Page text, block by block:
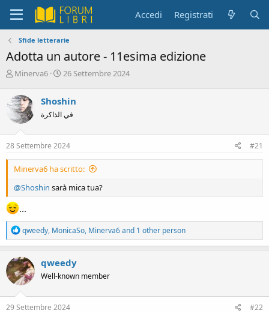
Accedi Registrati
Sfide letterarie
Adotta un autore - 11esima edizione
C
e
a
t
o
r
e
i
c
u
s
s
i
o
n
e
Minerva6
D
a
d
i
n
z
o
26 Settembre 2024
Shoshin
في الذاكرة
28 Settembre 2024 #21
Minerva6 ha scritto:
@Shoshin sarà mica tua?
...
R
e
a
c
t
i
o
n
s
qweedy, MonicaSo, Minerva6and 1 other person
qweedy
Well-known member
29 Settembre 2024 #22